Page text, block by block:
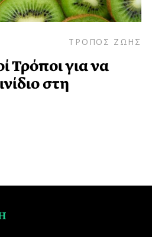
ΤΡΟΠΟΣ ΖΩΗΣ
Τρόποι για να
στη